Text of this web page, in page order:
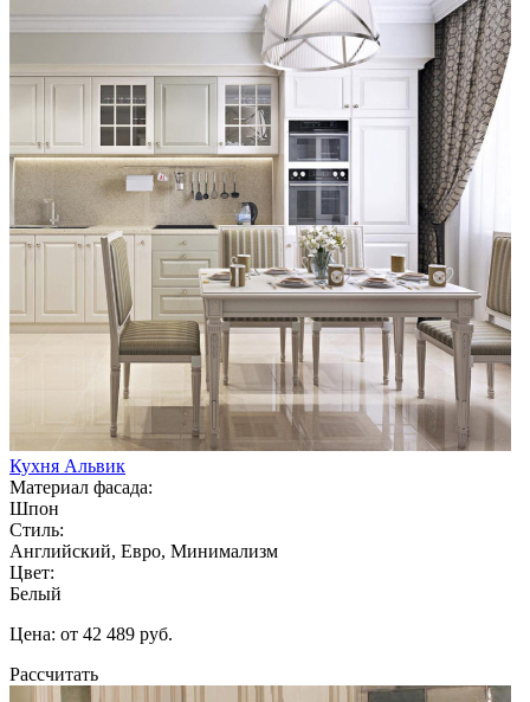
Кухня Альвик
Материал фасада:
Шпон
Стиль:
Английский, Евро, Минимализм
Цвет:
Белый
Цена: от 42 489 руб.
Рассчитать